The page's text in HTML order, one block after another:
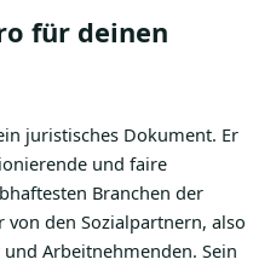
für deinen
juristisches Dokument. Er
und faire
Branchen der
von den Sozialpartnern, also
Arbeitnehmenden. Sein